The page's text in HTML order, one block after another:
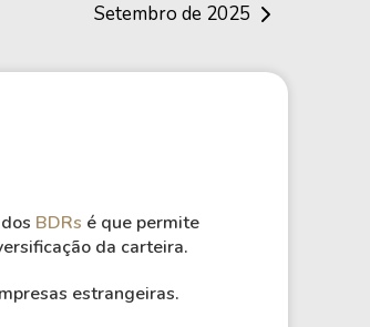
Setembro de 2025
BDRs é que permite
da carteira.
estrangeiras.